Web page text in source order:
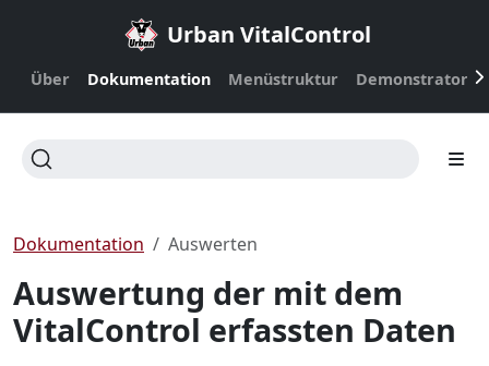
Urban VitalControl
Über Dokumentation Menüstruktur Demonstrator
Dokumentation Auswerten
Auswertung der mit dem
VitalControl erfassten Daten